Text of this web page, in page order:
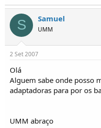
S Samuel
UMM
2 Set 2007
Olá
Alguem sabe onde posso
adaptadoras para por os
UMM abraço